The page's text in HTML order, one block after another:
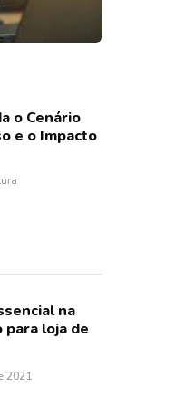
o Cenário
e o Impacto
na
para loja de
2021